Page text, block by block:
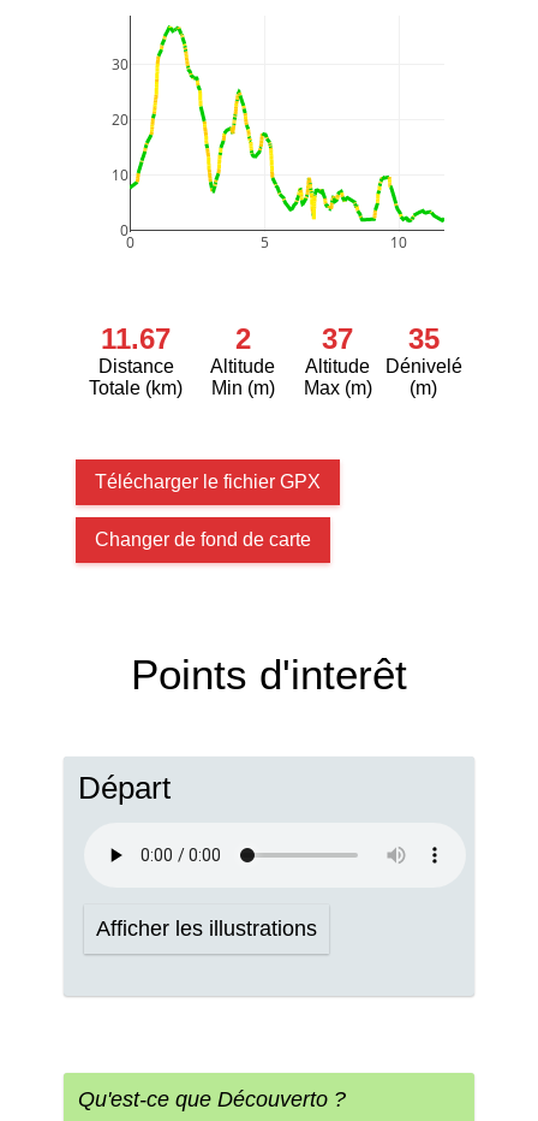
0 5 10
0
10
20
30
11.67
Distance
Totale (km)
2
Altitude
Min (m)
37
Altitude
Max (m)
35
Dénivelé
(m)
Télécharger le fichier GPX
Changer de fond de carte
Points d'interêt
Départ
Afficher les illustrations
Qu'est-ce que Découverto ?